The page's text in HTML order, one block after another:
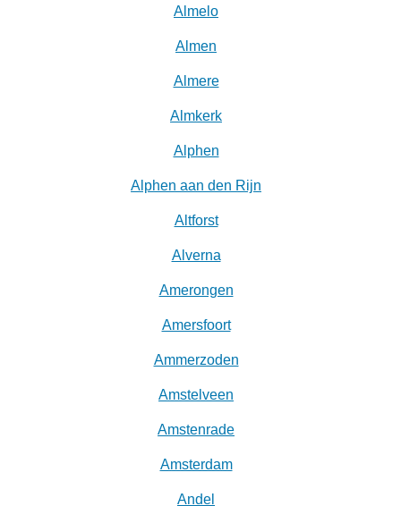
Almelo
Almen
Almere
Almkerk
Alphen
Alphen aan den Rijn
Altforst
Alverna
Amerongen
Amersfoort
Ammerzoden
Amstelveen
Amstenrade
Amsterdam
Andel